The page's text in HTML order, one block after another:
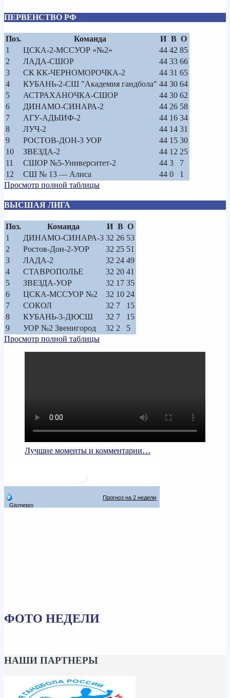
ПЕРВЕНСТВО РФ
Поз. Команда И В О
1
ЦСКА-2-МССУОР «№2» 44 42 85
2
ЛАДА-СШОР 44 33 66
3
СК КК-ЧЕРНОМОРОЧКА-2 44 31 65
4
КУБАНЬ-2-СШ "Академия гандбола" 44 30 64
5
АСТРАХАНОЧКА-СШОР 44 30 62
6
ДИНАМО-СИНАРА-2 44 26 58
7
АГУ-АДЫИФ-2 44 16 34
8
ЛУЧ-2 44 14 31
9
РОСТОВ-ДОН-3 УОР 44 15 30
10
ЗВЕЗДА-2 44 12 25
11
СШОР №5-Университет-2 44 3
7
12
СШ № 13 — Алиса 44 0
1
Просмотр полной таблицы
ВЫСШАЯ ЛИГА
Поз. Команда И В О
1
ДИНАМО-СИНАРА-3 32 26 53
2
Ростов-Дон-2-УОР 32 25 51
3
ЛАДА-2 32 24 49
4
СТАВРОПОЛЬЕ 32 20 41
5
ЗВЕЗДА-УОР 32 17 35
6
ЦСКА-МССУОР №2 32 10 24
7
СОКОЛ 32 7
15
8
КУБАНЬ-3-ДЮСШ 32 7
15
9
УОР №2 Звенигород 32 2
5
Просмотр полной таблицы
Лучшие моменты и комментарии…
ФОТО НЕДЕЛИ
НАШИ ПАРТНЕРЫ